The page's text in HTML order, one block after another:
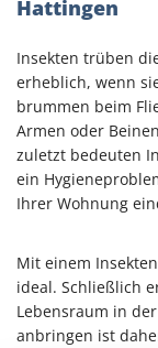
Hattingen
Insekten trüben
erheblich, wenn
brummen beim
Armen oder
zuletzt bedeuten
ein
Ihrer Wohnung
Mit einem
ideal. Schließlich
Lebensraum in
anbringen ist